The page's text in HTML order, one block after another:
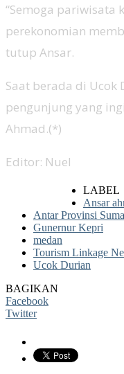
“Semoga pariwisata
perekonomian
tutup Ansar.
Saat berada di
pengunjung yang
Ahmad.(*)
Editor: Nuel
LABEL
Ansar
Antar Provinsi
Gunernur Kepri
medan
Tourism Linkage
Ucok Durian
BAGIKAN
Facebook
Twitter